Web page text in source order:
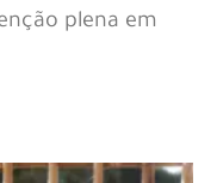
plena em